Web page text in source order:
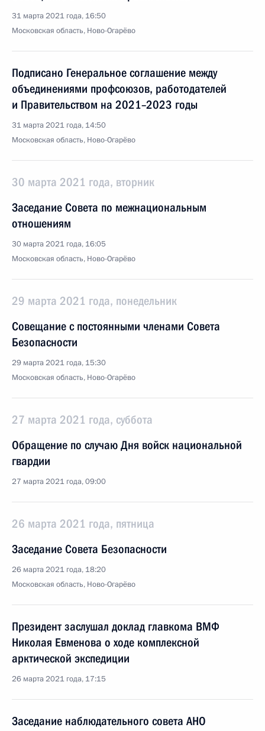
31 марта 2021 года, 16:50
Московская область, Ново-Огарёво
Подписано Генеральное соглашение между
объединениями профсоюзов, работодателей
и Правительством на 2021–2023 годы
31 марта 2021 года, 14:50
Московская область, Ново-Огарёво
30 марта 2021 года, вторник
Заседание Совета по межнациональным
отношениям
30 марта 2021 года, 16:05
Московская область, Ново-Огарёво
29 марта 2021 года, понедельник
Совещание с постоянными членами Совета
Безопасности
29 марта 2021 года, 15:30
Московская область, Ново-Огарёво
27 марта 2021 года, суббота
Обращение по случаю Дня войск национальной
гвардии
27 марта 2021 года, 09:00
26 марта 2021 года, пятница
Заседание Совета Безопасности
26 марта 2021 года, 18:20
Московская область, Ново-Огарёво
Президент заслушал доклад главкома ВМФ
Николая Евменова о ходе комплексной
арктической экспедиции
26 марта 2021 года, 17:15
Заседание наблюдательного совета АНО